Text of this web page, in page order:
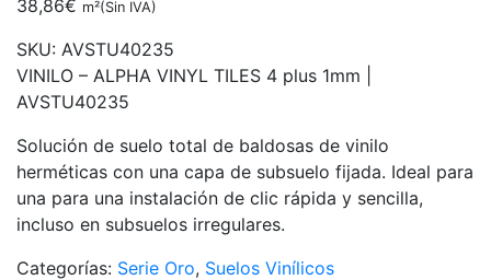
38,86€ m²(Sin IVA)
SKU: AVSTU40235
VINILO – ALPHA VINYL TILES 4 plus 1mm |
AVSTU40235
Solución de suelo total de baldosas de vinilo
herméticas con una capa de subsuelo fijada. Ideal para
una para una instalación de clic rápida y sencilla,
incluso en subsuelos irregulares.
Categorías: Serie Oro, Suelos Vinílicos